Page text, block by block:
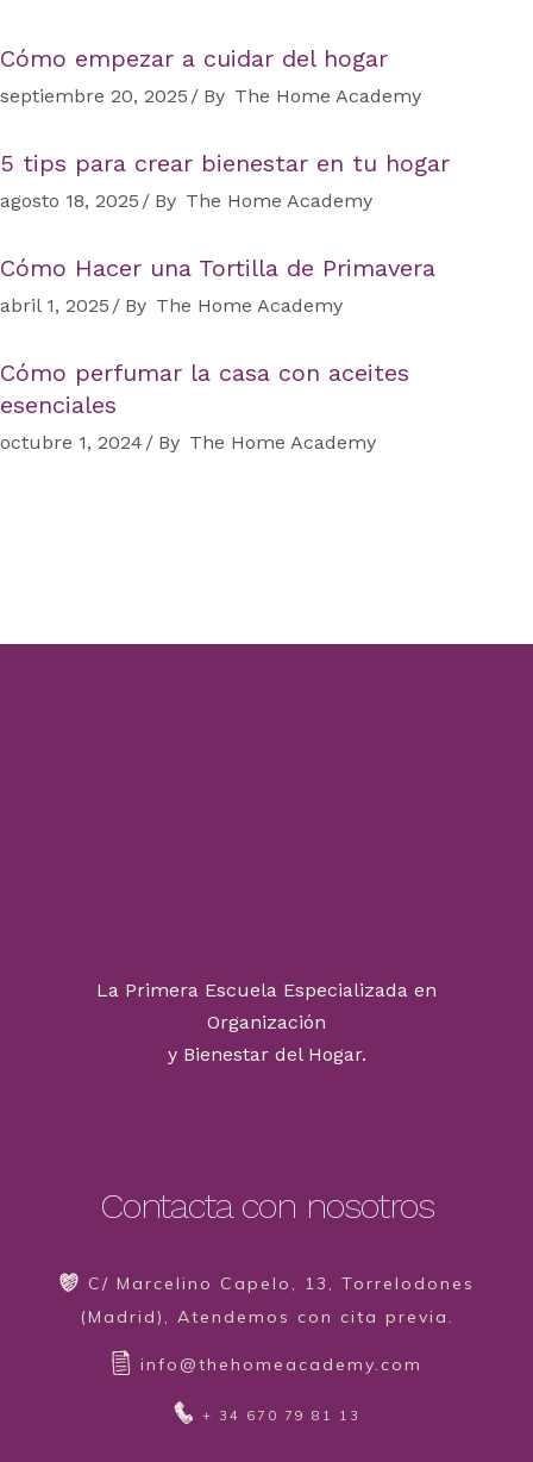
Cómo empezar a cuidar del hogar
septiembre 20, 2025 By The Home Academy
5 tips para crear bienestar en tu hogar
agosto 18, 2025 By The Home Academy
Cómo Hacer una Tortilla de Primavera
abril 1, 2025 By The Home Academy
Cómo perfumar la casa con aceites
esenciales
octubre 1, 2024 By The Home Academy
La Primera Escuela Especializada en
Organización
y Bienestar del Hogar.
Contacta con nosotros
C/ Marcelino Capelo, 13, Torrelodones
(Madrid), Atendemos con cita previa.
info@thehomeacademy.com
+ 34 670 79 81 13